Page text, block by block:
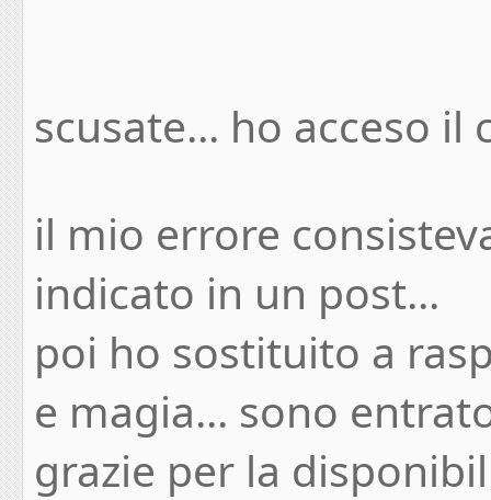
scusate... ho acceso
il mio errore
indicato in un post...
poi ho sostituito a
e magia... sono
grazie per la